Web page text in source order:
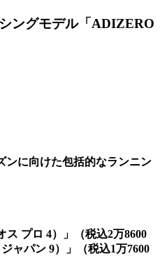
ングモデル「ADIZERO
ンに向けた包括的なランニン
プロ 4）」（税込2万8600
ャパン 9）」（税込1万7600